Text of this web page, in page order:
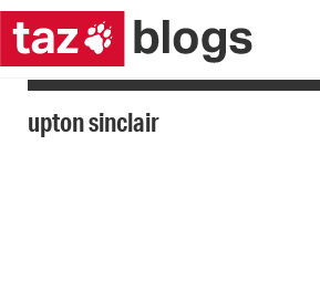
upton sinclair